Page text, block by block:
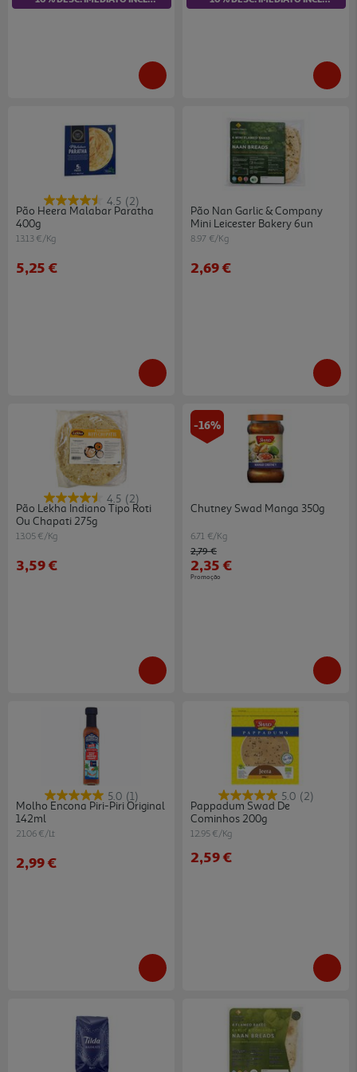
4.5 (2)
Pão Heera Malabar Paratha
400g
13.13 €/Kg
5,25 €
Pão Nan Garlic & Company
Mini Leicester Bakery 6un
8.97 €/Kg
2,69 €
4.5 (2)
Pão Lekha Indiano Tipo Roti
Ou Chapati 275g
13.05 €/Kg
3,59 €
-16%
Chutney Swad Manga 350g
6.71 €/Kg
Price reduced from
2,79 €to
2,35 €
Promoção
5.0 (1)
Molho Encona Piri-Piri Original
142ml
21.06 €/Lt
2,99 €
5.0 (2)
Pappadum Swad De
Cominhos 200g
12.95 €/Kg
2,59 €